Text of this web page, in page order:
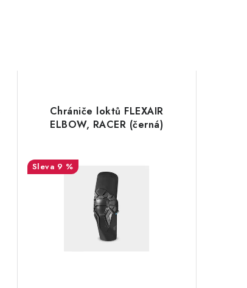
Chrániče loktů FLEXAIR
ELBOW, RACER (černá)
9 %